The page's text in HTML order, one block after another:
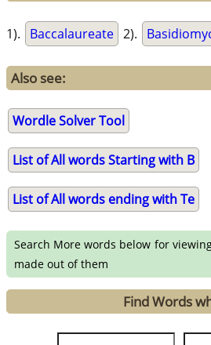
1). Baccalaureate 2).
Also see:
Wordle Solver Tool
List of All words Starting with B
List of All words ending with Te
Search More words below for
made out of them
Find Words